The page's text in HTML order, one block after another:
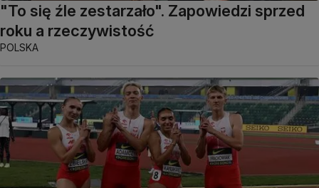
"To się źle zestarzało". Zapowiedzi sprzed
roku a rzeczywistość
POLSKA